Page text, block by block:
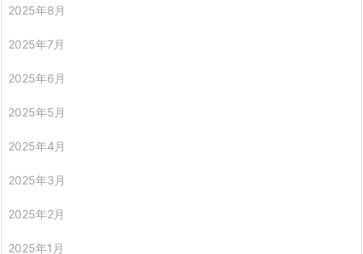
2025年8月
2025年7月
2025年6月
2025年5月
2025年4月
2025年3月
2025年2月
2025年1月